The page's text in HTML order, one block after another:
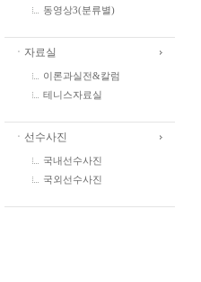
동영상3(분류별)
ㆍ자료실
이론과실전&칼럼
테니스자료실
ㆍ선수사진
국내선수사진
국외선수사진